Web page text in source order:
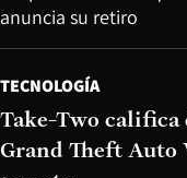
anuncia su retiro
TECNOLOGÍA
Take-Two califica
Grand Theft Auto